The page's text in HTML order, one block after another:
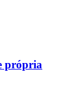
própria